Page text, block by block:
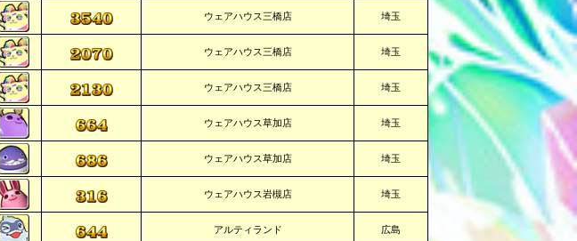
ウェアハウス三橋店 埼玉
ウェアハウス三橋店 埼玉
ウェアハウス三橋店 埼玉
ウェアハウス草加店 埼玉
ウェアハウス草加店 埼玉
ウェアハウス岩槻店 埼玉
アルティランド 広島